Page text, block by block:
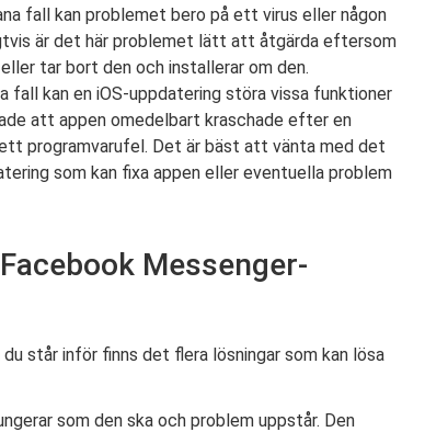
fall kan problemet bero på ett virus eller någon
är det här problemet lätt att åtgärda eftersom
tar bort den och installerar om den.
fall kan en iOS-uppdatering störa vissa funktioner
att appen omedelbart kraschade efter en
programvarufel. Det är bäst att vänta med det
som kan fixa appen eller eventuella problem
Messenger-
du står inför finns det flera lösningar som kan lösa
som den ska och problem uppstår. Den